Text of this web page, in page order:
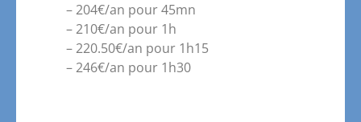
– 204€/an pour 45mn
– 210€/an pour 1h
– 220.50€/an pour 1h15
– 246€/an pour 1h30